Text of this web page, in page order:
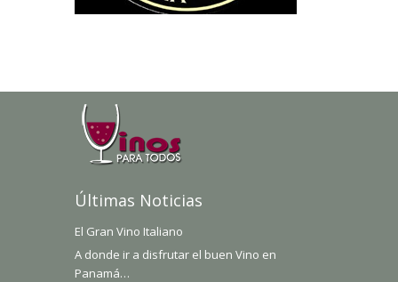
Últimas Noticias
El Gran Vino Italiano
A donde ir a disfrutar el buen Vino en
Panamá…